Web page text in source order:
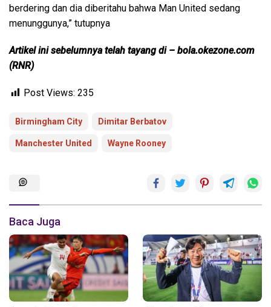
berdering dan dia diberitahu bahwa Man United sedang
menunggunya,” tutupnya
Artikel ini sebelumnya telah tayang di – bola.okezone.com
(RNR)
Post Views: 235
Birmingham City Dimitar Berbatov
Manchester United Wayne Rooney
Baca Juga